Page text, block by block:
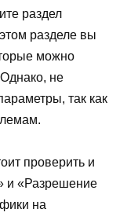
раздел
разделе вы
можно
не
так как
проверить и
и «Разрешение
на